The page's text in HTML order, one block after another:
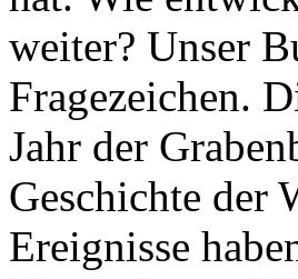
weiter? Unser
Fragezeichen.
Jahr der
Geschichte der
Ereignisse